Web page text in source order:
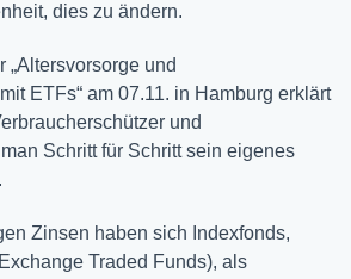
dies zu ändern.
„Altersvorsorge und
ETFs“ am 07.11. in Hamburg erklärt
und
Schritt für Schritt sein eigenes
Zinsen haben sich Indexfonds,
Traded Funds), als